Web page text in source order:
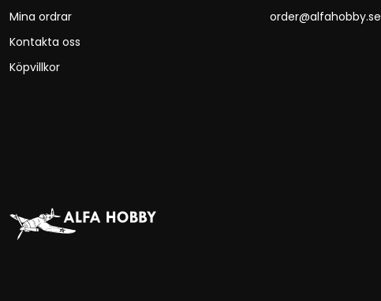
Mina ordrar
Kontakta oss
Köpvillkor
order@alfahobby.se